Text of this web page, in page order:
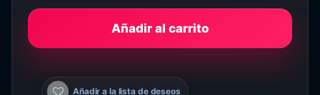
Añadir al carrito
Añadir a la lista de deseos